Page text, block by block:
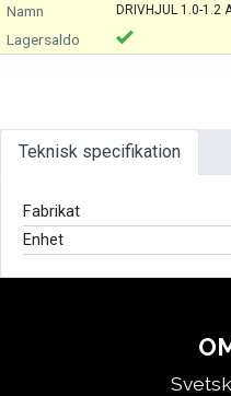
DRIVHJUL 1.0-1.2
Teknisk specifikation
Fabrikat
Enhet